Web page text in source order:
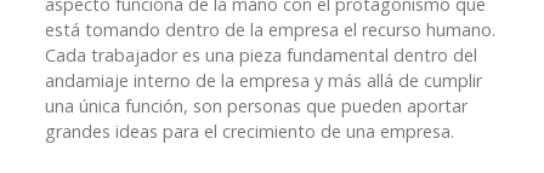
está tomando dentro de la empresa el recurso humano.
Cada trabajador es una pieza fundamental dentro del
andamiaje interno de la empresa y más allá de cumplir
una única función, son personas que pueden aportar
grandes ideas para el crecimiento de una empresa.